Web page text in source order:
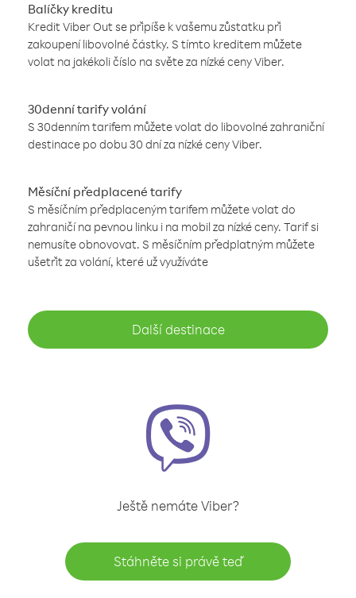
Balíčky kreditu
Kredit Viber Out se připíše k vašemu zůstatku při
zakoupení libovolné částky. S tímto kreditem můžete
volat na jakékoli číslo na světe za nízké ceny Viber.
30denní tarify volání
S 30denním tarifem můžete volat do libovolné zahraniční
destinace po dobu 30 dní za nízké ceny Viber.
Měsíční předplacené tarify
S měsíčním předplaceným tarifem můžete volat do
zahraničí na pevnou linku i na mobil za nízké ceny. Tarif si
nemusíte obnovovat. S měsíčním předplatným můžete
ušetřit za volání, které už využíváte
Další destinace
Ještě nemáte Viber?
Stáhněte si právě teď